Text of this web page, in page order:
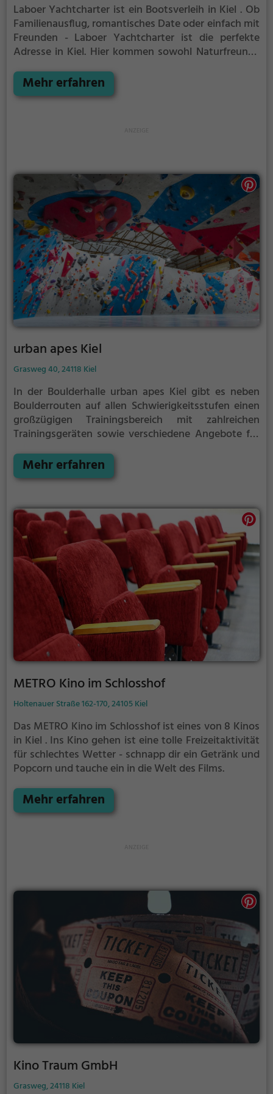
Laboer Yachtcharter ist ein Bootsverleih in Kiel . Ob
Familienausflug, romantisches Date oder einfach mit
Freunden - Laboer Yachtcharter ist die perfekte
Adresse in Kiel. Hier kommen sowohl Naturfreunde
auf ihre Kosten.
Mehr erfahren
urban apes Kiel
Grasweg 40, 24118 Kiel
In der Boulderhalle urban apes Kiel gibt es neben
Boulderrouten auf allen Schwierigkeitsstufen einen
großzügigen Trainingsbereich mit zahlreichen
Trainingsgeräten sowie verschiedene Angebote für
und Öffnungszeiten findest du auf der Website.
Mehr erfahren
METRO Kino im Schlosshof
Holtenauer Straße 162-170, 24105 Kiel
Das METRO Kino im Schlosshof ist eines von 8 Kinos
in Kiel . Ins Kino gehen ist eine tolle Freizeitaktivität
für schlechtes Wetter - schnapp dir ein Getränk und
Popcorn und tauche ein in die Welt des Films.
Mehr erfahren
Kino Traum GmbH
Grasweg, 24118 Kiel